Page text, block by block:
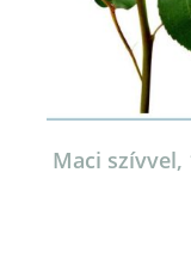
Maci szívvel,